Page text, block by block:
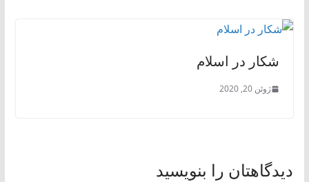
شکار در اسلام
ژوئن 20, 2020
دیدگاهتان را بنویسید